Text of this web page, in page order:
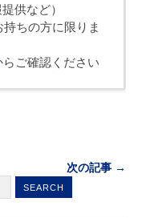
供など）
ちの方に限りま
らご確認ください
次の記事 →